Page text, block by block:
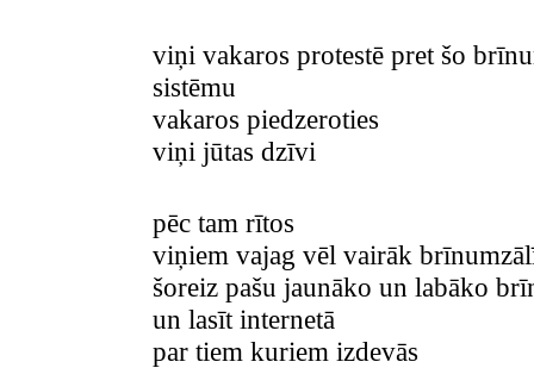
viņi vakaros protestē pret šo
sistēmu
vakaros piedzeroties
viņi jūtas dzīvi
pēc tam rītos
viņiem vajag vēl vairāk
šoreiz pašu jaunāko un labāko
un lasīt internetā
par tiem kuriem izdevās